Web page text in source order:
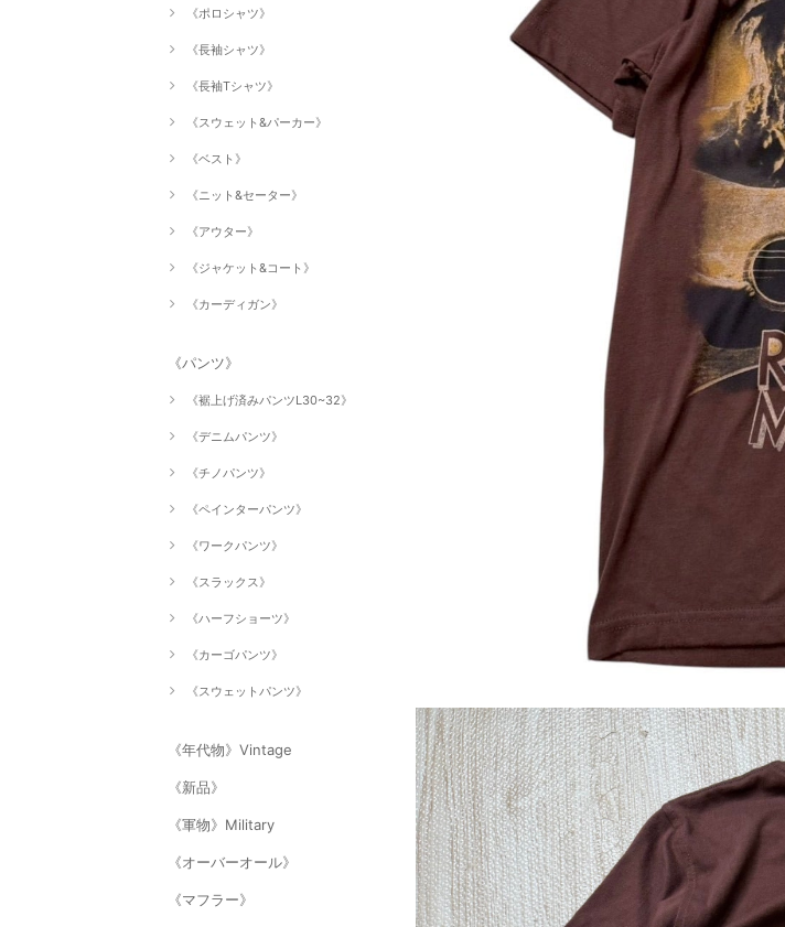
《ポロシャツ》
《長袖シャツ》
《長袖Tシャツ》
《スウェット&パーカー》
《ベスト》
《ニット&セーター》
《アウター》
《ジャケット&コート》
《カーディガン》
《パンツ》
《裾上げ済みパンツL30~32》
《デニムパンツ》
《チノパンツ》
《ペインターパンツ》
《ワークパンツ》
《スラックス》
《ハーフショーツ》
《カーゴパンツ》
《スウェットパンツ》
《年代物》Vintage
《新品》
《軍物》Military
《オーバーオール》
《マフラー》